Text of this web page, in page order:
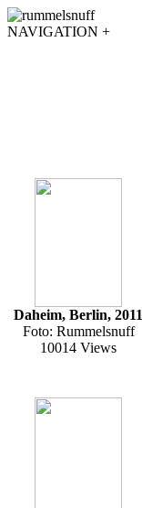
NAVIGATION +
Daheim, Berlin, 2011
Foto: Rummelsnuff
10014 Views